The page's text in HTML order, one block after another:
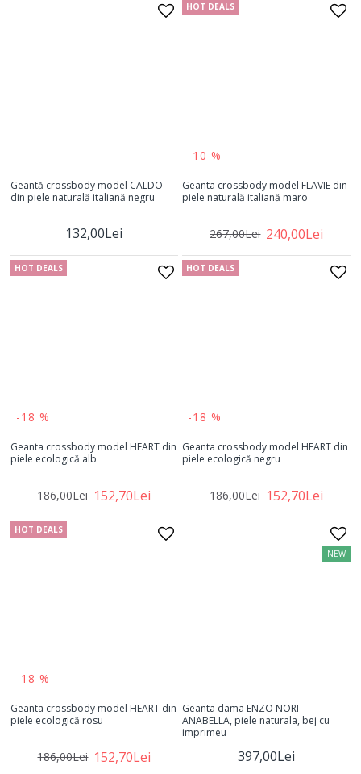
Geantă crossbody model CALDO
din piele naturală italiană negru
132,00Lei
HOT DEALS
-10 %
Geanta crossbody model FLAVIE din
piele naturală italiană maro
240,00Lei
267,00Lei
HOT DEALS
-18 %
Geanta crossbody model HEART din
piele ecologică alb
152,70Lei
186,00Lei
HOT DEALS
-18 %
Geanta crossbody model HEART din
piele ecologică negru
152,70Lei
186,00Lei
HOT DEALS
-18 %
Geanta crossbody model HEART din
piele ecologică rosu
152,70Lei
186,00Lei
NEW
Geanta dama ENZO NORI
ANABELLA, piele naturala, bej cu
imprimeu
397,00Lei